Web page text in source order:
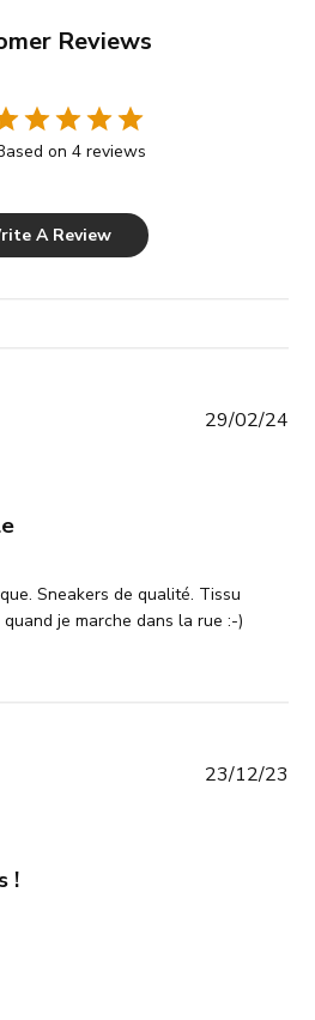
Reviews
on 4 reviews
A Review
Sneakers de qualité. Tissu
je marche dans la rue :-)
29/02/24
!
23/12/23